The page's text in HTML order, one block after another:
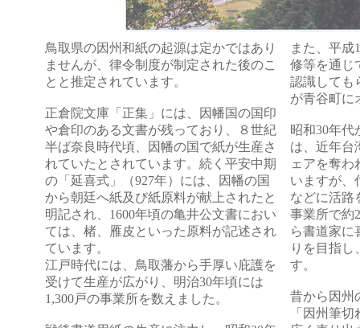
鳥取県の因州和紙の起源は定かではあり
ませんが、律令制度が制定された後のこ
とと推定されています。
正倉院文庫「正集」には、因幡国の国印
や倉印のある文書が残っており、８世紀
半ば奈良時代頃、因幡の国で紙が生産さ
れていたとされています。続く平安中期
の「延喜式」（927年）には、因幡の国
から朝廷へ紙及び紙原料が献上されたと
明記され、1600年頃の亀井公文書におい
ては、楮、雁皮といった原料が記述され
ています。
江戸時代には、鳥取藩から手厚い庇護を
受けて生産が広がり、明治30年頃には
1,300戸の事業所を数えました。
また、平成
修等を通じ
認識しても
が青谷町に
昭和30年代
は、近年台
ェアを奪わ
いますが、
などに活路
事業所で約
ら書道家に
りを目指し
す。
昔から因州
「因州筆